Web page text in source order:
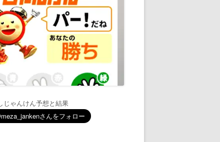
で、パソコ
じゃんけん予想と結果